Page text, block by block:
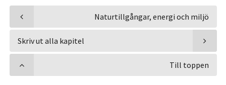
Naturtillgångar, energi och miljö
Skriv ut alla kapitel
Till toppen